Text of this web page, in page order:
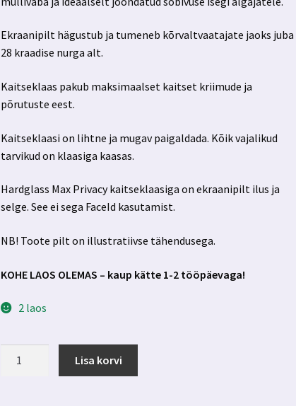
Ekraanipilt hägustub ja tumeneb kõrvaltvaatajate jaoks juba
28 kraadise nurga alt.
Kaitseklaas pakub maksimaalset kaitset kriimude ja
põrutuste eest.
Kaitseklaasi on lihtne ja mugav paigaldada. Kõik vajalikud
tarvikud on klaasiga kaasas.
Hardglass Max Privacy kaitseklaasiga on ekraanipilt ilus ja
selge. See ei sega FaceId kasutamist.
NB! Toote pilt on illustratiivse tähendusega.
KOHE LAOS OLEMAS – kaup kätte 1-2 tööpäevaga!
2 laos
Lisa korvi